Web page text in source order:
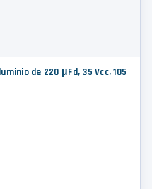
de 220 µFd, 35 Vcc, 105